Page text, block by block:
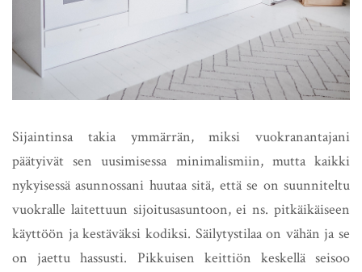
Sijaintinsa takia ymmärrän, miksi vuokranantajani
päätyivät sen uusimisessa minimalismiin, mutta kaikki
nykyisessä asunnossani huutaa sitä, että se on suunniteltu
vuokralle laitettuun sijoitusasuntoon, ei ns. pitkäikäiseen
käyttöön ja kestäväksi kodiksi. Säilytystilaa on vähän ja se
on jaettu hassusti. Pikkuisen keittiön keskellä seisoo